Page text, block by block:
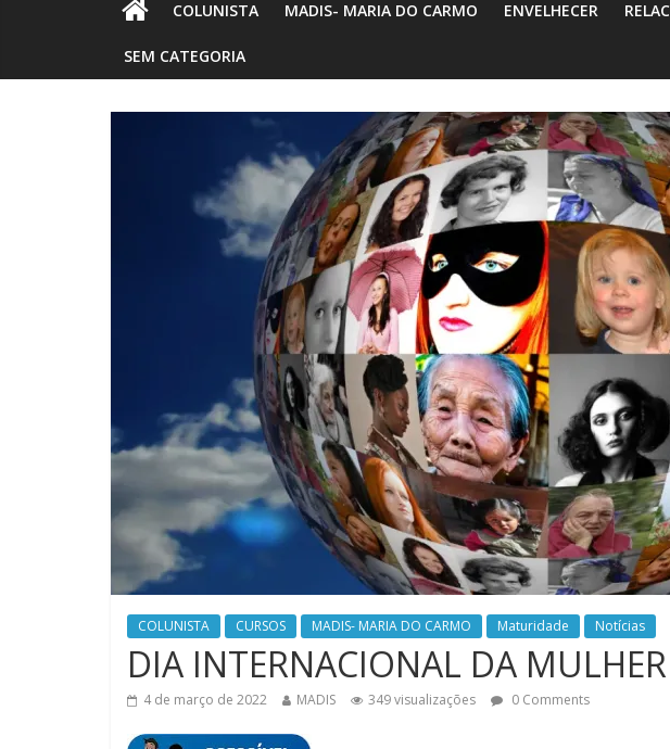
COLUNISTA MADIS- MARIA DO CARMO ENVELHECER
SEM CATEGORIA
COLUNISTA CURSOS MADIS- MARIA DO CARMO Maturidade Notícias
DIA INTERNACIONAL DA
4 de março de 2022 MADIS 349 visualizações 0 Comments